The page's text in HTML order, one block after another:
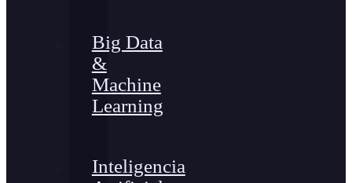
Big Data
&
Machine
Learning
Inteligencia